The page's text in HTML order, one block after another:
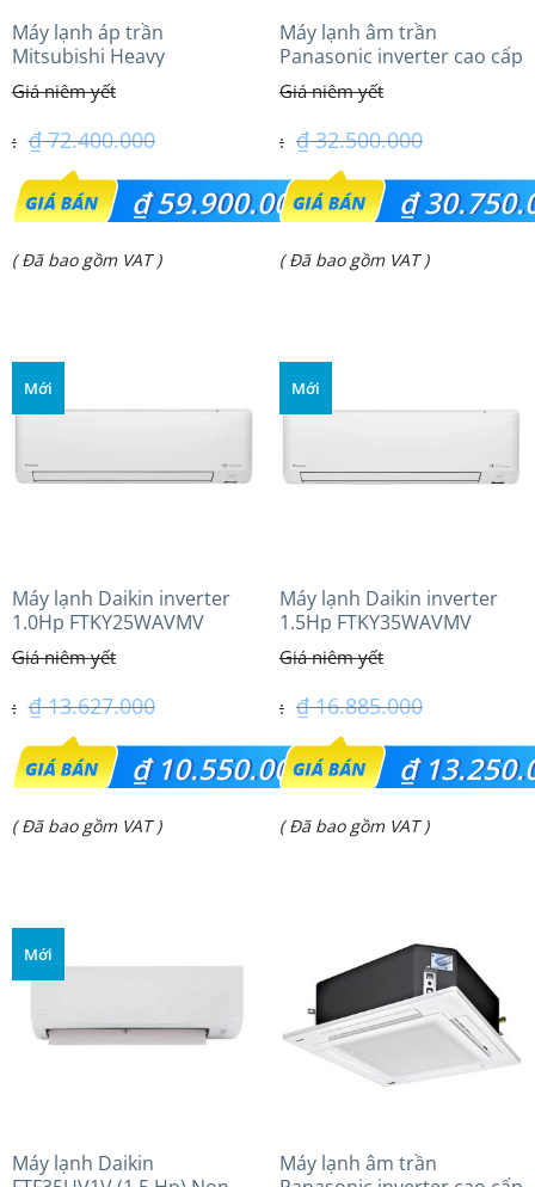
Máy lạnh áp trần
Mitsubishi Heavy
FDE140VG (6.0Hp) Cao cấp
– 3 Pha
₫72.400.000
Giá
gốc
là:
₫59.900.000
Giá
₫ 59.900.000.
( Đã bao gồm VAT )
Máy lạnh âm trần
Panasonic inverter cao cấp
(3.0Hp) S-2430PU3HA/U-
24PRH1H5
₫32.500.000
Giá
gốc
là:
₫
Giá
₫ 30.750.000.
( Đã bao gồm VAT )
Mới
Máy lạnh Daikin inverter
1.0Hp FTKY25WAVMV
₫13.627.000
Giá
gốc
là:
₫10.550.000
Giá
₫ 10.550.000.
( Đã bao gồm VAT )
Mới
Máy lạnh Daikin inverter
1.5Hp FTKY35WAVMV
₫16.885.000
Giá
gốc
là:
₫
Giá
₫ 13.250.000.
( Đã bao gồm VAT )
Mới
Máy lạnh Daikin
Máy lạnh âm trần